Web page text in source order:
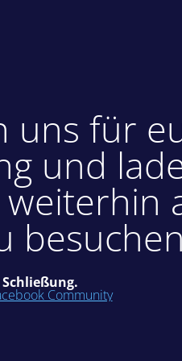
uns für
und
Community